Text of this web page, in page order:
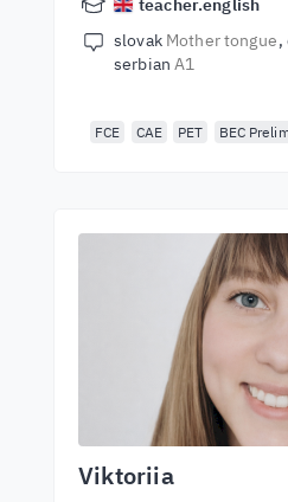
teacher.english
slovak Mother tongue
serbianA1
FCE CAE PET BEC
Viktoriia